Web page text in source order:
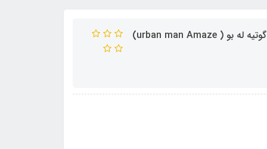
ادکلن فراگرنس ورد مدل اوربان من آماز _ آمیز رایحه ژان پل گوتیه له بو ( urban man Amaze)